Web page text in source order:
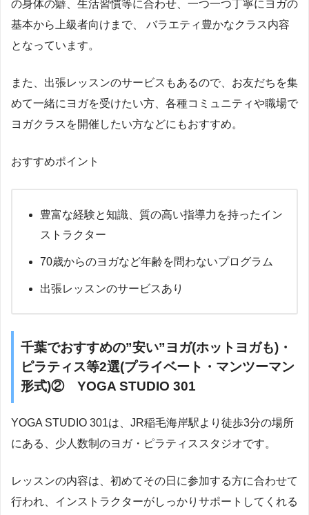
の身体の癖、生活習慣等に合わせ、一つ一つ丁寧にヨガの
基本から上級者向けまで、 バラエティ豊かなクラス内容
となっています。
また、出張レッスンのサービスもあるので、お友だちを集
めて一緒にヨガを受けたい方、各種コミュニティや職場で
ヨガクラスを開催したい方などにもおすすめ。
おすすめポイント
豊富な経験と知識、質の高い指導力を持ったイン
ストラクター
70歳からのヨガなど年齢を問わないプログラム
出張レッスンのサービスあり
千葉でおすすめの”安い”ヨガ(ホットヨガも)・
ピラティス等2選(プライベート・マンツーマン
形式)② YOGA STUDIO 301
YOGA STUDIO 301は、JR稲毛海岸駅より徒歩3分の場所
にある、少人数制のヨガ・ピラティススタジオです。
レッスンの内容は、初めてその日に参加する方に合わせて
行われ、インストラクターがしっかりサポートしてくれる